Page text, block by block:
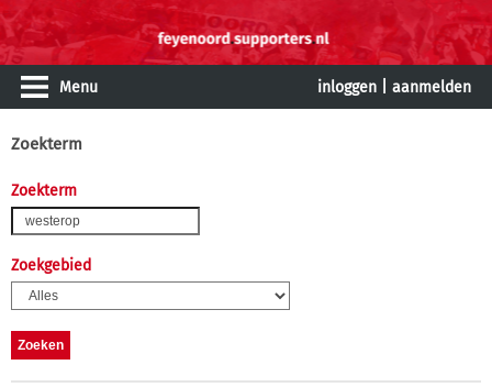
Menu inloggen aanmelden
Zoekterm
Zoekterm
Zoekgebied